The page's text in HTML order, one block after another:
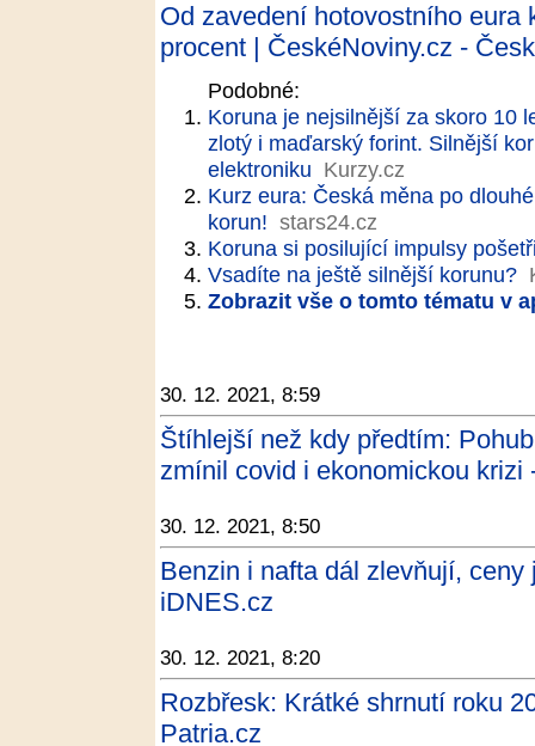
Od zavedení hotovostního eura
procent | ČeskéNoviny.cz -
Podobné:
Koruna je nejsilnější za skoro 10
zlotý i maďarský forint. Silnější
elektroniku Kurzy.cz
Kurz eura: Česká měna po
korun! stars24.cz
Koruna si posilující impulsy
Vsadíte na ještě silnější korunu?
Zobrazit vše o tomto tématu v
30. 12. 2021, 8:59
Štíhlejší než kdy předtím:
zmínil covid i ekonomickou krizi
30. 12. 2021, 8:50
Benzin i nafta dál zlevňují,
iDNES.cz
30. 12. 2021, 8:20
Rozbřesk: Krátké shrnutí roku
Patria.cz